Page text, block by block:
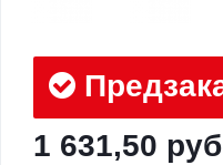
1 631,50